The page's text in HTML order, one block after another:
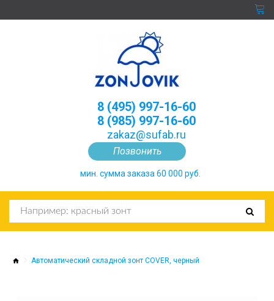
Позвонить
8 (495) 997-16-60
8 (985) 997-16-60
zakaz@sufab.ru
мин. сумма заказа 60 000 руб.
Автоматический складной зонт COVER, черный